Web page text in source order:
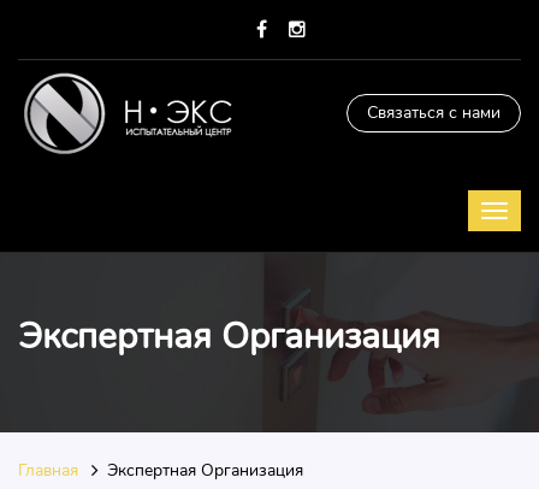
Связаться с нами
Экспертная Организация
Главная Экспертная Организация